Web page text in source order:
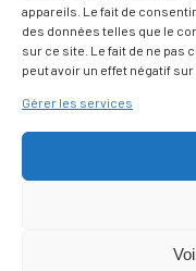
appareils. Le fait de
des données telles que le
sur ce site. Le fait de ne
peut avoir un effet négatif
Gérer les services
Ce site est protégé par